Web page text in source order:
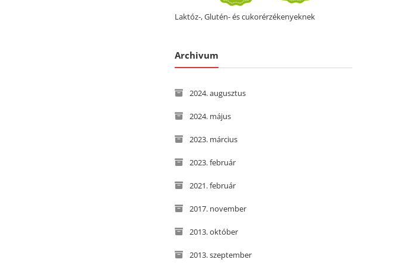
Laktóz-, Glutén- és cukorérzékenyeknek
Archivum
2024. augusztus
2024. május
2023. március
2023. február
2021. február
2017. november
2013. október
2013. szeptember